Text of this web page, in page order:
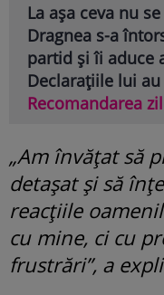
La așa ceva nu
Dragnea s-a
partid și îi aduce
Declarațiile lui
Recomandarea
„Am învățat să
detașat și să
reacțiile
cu mine, ci cu
frustrări”, a